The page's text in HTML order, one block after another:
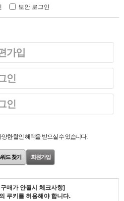
보안 로그인
가입
인
인
한 할인 혜택을 받으실 수 있습니다.
드 찾기 회원가입
매가 안될시 체크사항]
쿠키를 허용해야 합니다.